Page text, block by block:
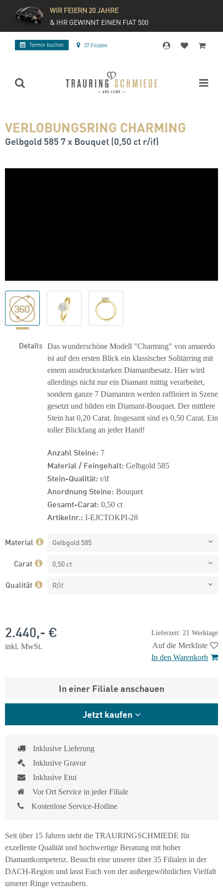
WIR FEIERN 20 JAHRE
& IHR GEWINNT EINEN FIAT 500
Termin buchen 37 Filialen
VERLOBUNGSRING CHARMING
Gelbgold 585 7 x Bouquet (0,50 ct r/if)
Details Das wunderschöne Modell "Charming" von amaredo
ist auf den ersten Blick ein klassischer Solitärring mit
einem ausdrucksstarken Diamantbesatz. Hier wird
allerdings nicht nur ein Diamant mittig verarbeitet,
sondern ganze 7 Diamanten werden raffiniert in Szene
gesetzt und bilden ein Diamant-Bouquet. Der mittlere
Stein hat 0,20 Carat. Insgesamt sind es 0,50 Carat. Ein
toller Blickfang an jeder Hand!
Anzahl Steine: 7
Material / Feingehalt: Gelbgold 585
Stein-Qualität: r/if
Anordnung Steine: Bouquet
Gesamt-Carat: 0,50 ct
Artikelnr.: I-EJCTOKPI-28
Material Gelbgold 585
Carat 0,50 ct
Qualität R/if
Lieferzeit: 21 Werktage
2.440,- €
inkl. MwSt.
Auf die Merkliste
In den Warenkorb
In einer Filiale anschauen
Jetzt kaufen
Inklusive Lieferung
Inklusive Gravur
Inklusive Etui
Vor Ort Service in jeder Filiale
Kostenlose Service-Hotline
Seit über 15 Jahren steht die TRAURINGSCHMIEDE für
exzellente Qualität und hochwertige Beratung mit hoher
Diamantkompetenz. Besucht eine unserer über 35 Filialen in der
DACH-Region und lasst Euch von der außergewöhnlichen Vielfalt
unserer Ringe verzaubern.